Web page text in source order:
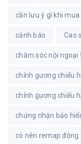
cần lưu ý gì khi mua
cảnh báo Cao
chăm sóc nội ngoại
chỉnh gương chiếu
chỉnh gương chiếu
chứng nhận bảo
có nên remap động